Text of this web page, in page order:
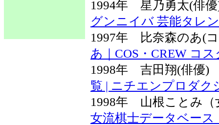
1994年 星乃勇太(
グンニイバ 芸能タレ
1997年 比奈森のあ
あ｜COS・CREW コ
1998年 吉田翔(俳
覧 | ニチエンプロダク
1998年 山根ことみ
女流棋士データベース